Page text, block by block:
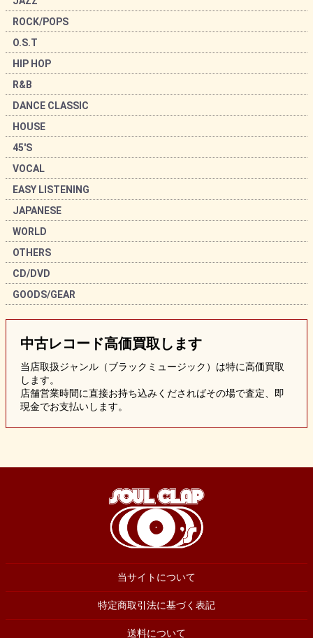
ROCK/POPS
O.S.T
HIP HOP
R&B
DANCE CLASSIC
HOUSE
45'S
VOCAL
EASY LISTENING
JAPANESE
WORLD
OTHERS
CD/DVD
GOODS/GEAR
中古レコード高価買取します
当店取扱ジャンル（ブラックミュージック）は特に高価買取
します。
店舗営業時間に直接お持ち込みくださればその場で査定、即
現金でお支払いします。
当サイトについて
特定商取引法に基づく表記
送料について